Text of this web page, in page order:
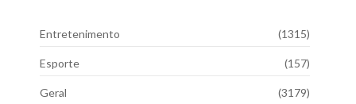
Entretenimento (1315)
Esporte (157)
Geral (3179)